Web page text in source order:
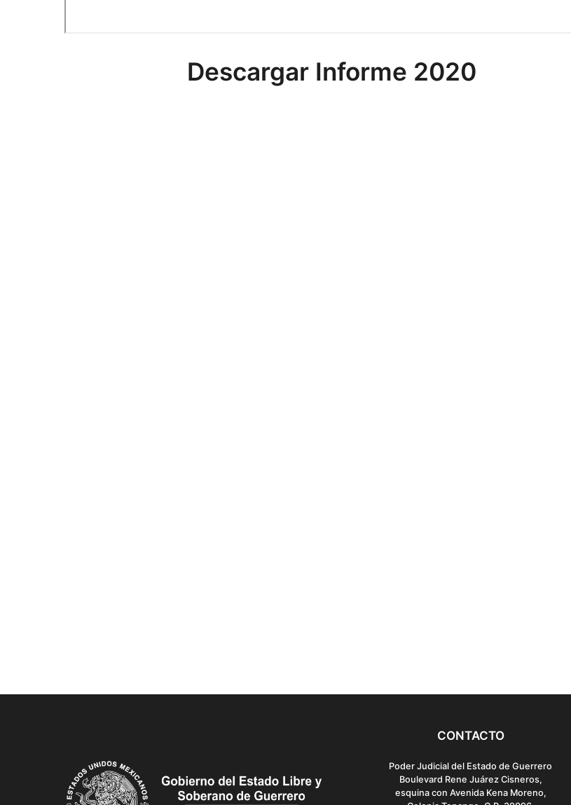
Descargar Informe 2020
CONTACTO
Poder Judicial del Estado de Guerrero
Boulevard Rene Juárez Cisneros,
esquina con Avenida Kena Moreno,